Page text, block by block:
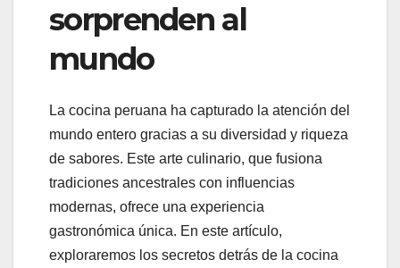
sorprenden al
mundo
La cocina peruana ha capturado la atención del
mundo entero gracias a su diversidad y riqueza
de sabores. Este arte culinario, que fusiona
tradiciones ancestrales con influencias
modernas, ofrece una experiencia
gastronómica única. En este artículo,
exploraremos los secretos detrás de la cocina